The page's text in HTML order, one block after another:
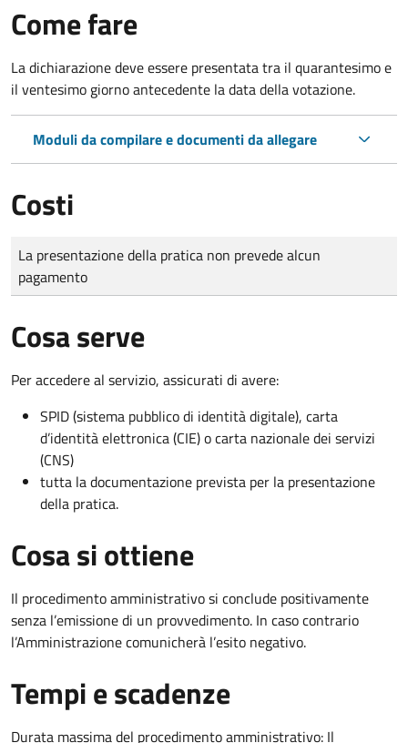
Come fare
La dichiarazione deve essere presentata tra il quarantesimo e
il ventesimo giorno antecedente la data della votazione.
Moduli da compilare e documenti da allegare
Costi
Tipo di pagamento
Importo
La presentazione della pratica non prevede alcun
pagamento
Cosa serve
Per accedere al servizio, assicurati di avere:
SPID (sistema pubblico di identità digitale), carta
d’identità elettronica (CIE) o carta nazionale dei servizi
(CNS)
tutta la documentazione prevista per la presentazione
della pratica.
Cosa si ottiene
Il procedimento amministrativo si conclude positivamente
senza l’emissione di un provvedimento. In caso contrario
l’Amministrazione comunicherà l’esito negativo.
Tempi e scadenze
Durata massima del procedimento amministrativo: Il